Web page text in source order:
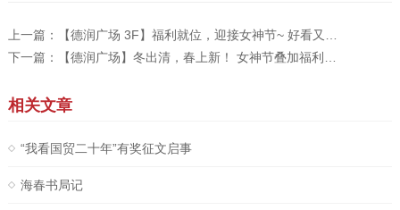
上一篇：
下一篇：
相关文章
“我看国贸二十年”有奖征文启事
海春书局记